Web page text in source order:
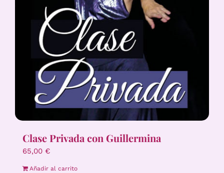
Clase Privada con Guillermina
65,00 €
Añadir al carrito